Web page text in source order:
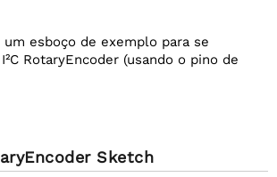
um esboço de exemplo para se
RotaryEncoder (usando o pino de
Sketch